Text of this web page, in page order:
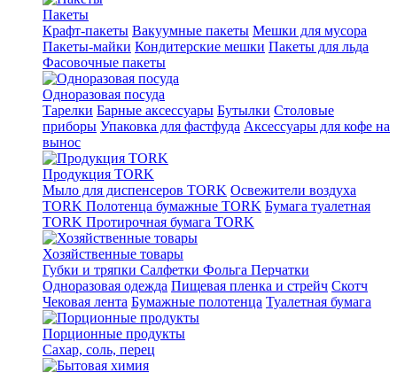
Пакеты
Крафт-пакеты Вакуумные пакеты Мешки для мусора
Пакеты-майки Кондитерские мешки Пакеты для льда
Фасовочные пакеты
Одноразовая посуда
Тарелки Барные аксессуары Бутылки Столовые
приборы Упаковка для фастфуда Аксессуары для кофе на
вынос
Продукция TORK
Мыло для диспенсеров TORK Освежители воздуха
TORK Полотенца бумажные TORK Бумага туалетная
TORK Протирочная бумага TORK
Хозяйственные товары
Губки и тряпки Салфетки Фольга Перчатки
Одноразовая одежда Пищевая пленка и стрейч Скотч
Чековая лента Бумажные полотенца Туалетная бумага
Порционные продукты
Сахар, соль, перец